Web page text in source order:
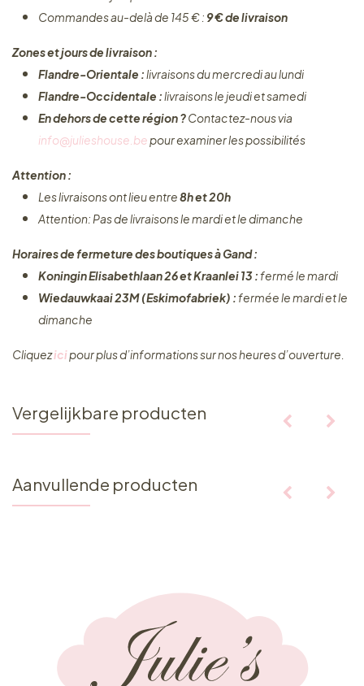
Commandes au-delà de 145 € : 9 € de livraison
Zones et jours de livraison :
Flandre-Orientale :livraisons du mercredi au lundi
Flandre-Occidentale :livraisons le jeudi et samedi
En dehors de cette région ?Contactez-nous via
info@julieshouse.bepour examiner les possibilités
Attention :
Les livraisons ont lieu entre8h et 20h
Attention: Pas de livraisons le mardi et le dimanche
Horaires de fermeture des boutiques à Gand :
Koningin Elisabethlaan 26 et Kraanlei 13 :fermé le mardi
Wiedauwkaai 23M (Eskimofabriek) :fermée le mardi et le
dimanche
Cliquez ​icipour plus d’informations sur nos heures d’ouverture.
Vergelijkbare producten
Aanvullende producten